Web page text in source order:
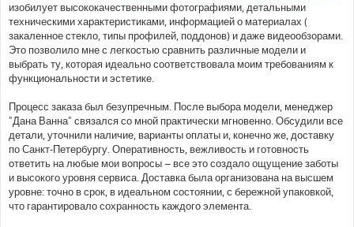
изобилует высококачественными фотографиями, детальными
техническими характеристиками, информацией о материалах (
закаленное стекло, типы профилей, поддонов) и даже видеообзорами.
Это позволило мне с легкостью сравнить различные модели и
выбрать ту, которая идеально соответствовала моим требованиям к
функциональности и эстетике.
Процесс заказа был безупречным. После выбора модели, менеджер
"Дана Ванна" связался со мной практически мгновенно. Обсудили все
детали, уточнили наличие, варианты оплаты и, конечно же, доставку
по Санкт-Петербургу. Оперативность, вежливость и готовность
ответить на любые мои вопросы – все это создало ощущение заботы
и высокого уровня сервиса. Доставка была организована на высшем
уровне: точно в срок, в идеальном состоянии, с бережной упаковкой,
что гарантировало сохранность каждого элемента.